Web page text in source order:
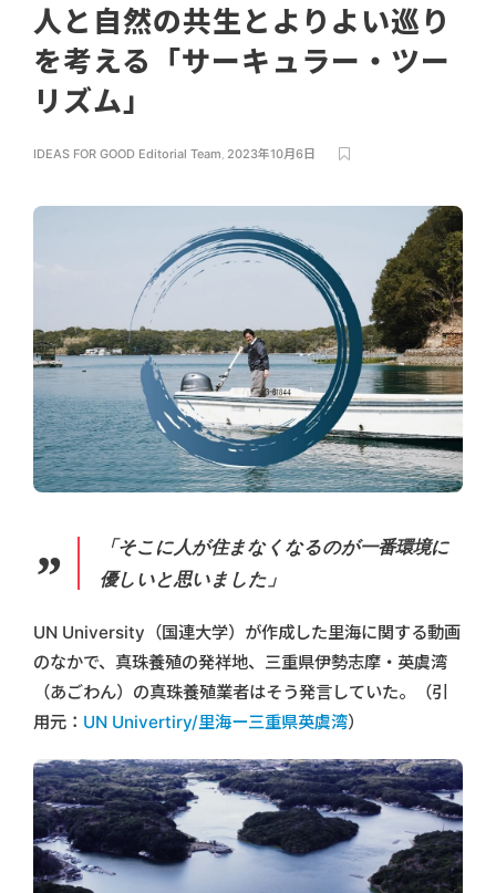
人と自然の共生とよりよい巡り
を考える「サーキュラー・ツー
リズム」
IDEAS FOR GOOD Editorial Team, 2023年10月6日
「そこに人が住まなくなるのが一番環境に
優しいと思いました」
UN University（国連大学）が作成した里海に関する動画
のなかで、真珠養殖の発祥地、三重県伊勢志摩・英虞湾
（あごわん）の真珠養殖業者はそう発言していた。（引
用元： UN Univertiry/里海ー三重県英虞湾）